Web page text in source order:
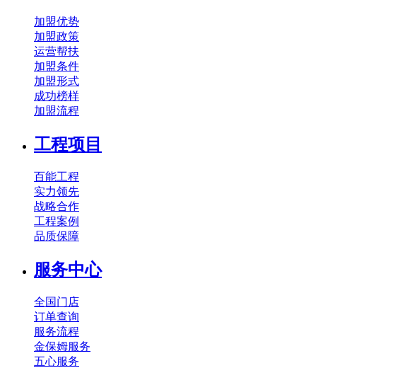
加盟优势
加盟政策
运营帮扶
加盟条件
加盟形式
成功榜样
加盟流程
工程项目
百能工程
实力领先
战略合作
工程案例
品质保障
服务中心
全国门店
订单查询
服务流程
金保姆服务
五心服务